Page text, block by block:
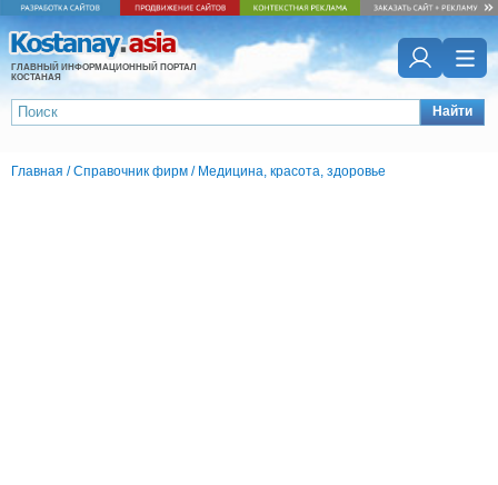
ГЛАВНЫЙ ИНФОРМАЦИОННЫЙ ПОРТАЛ
КОСТАНАЯ
Найти
Главная /Справочник фирм / Медицина, красота, здоровье